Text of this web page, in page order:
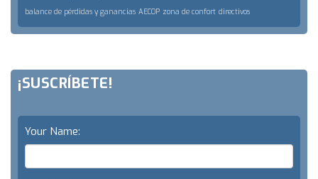
balance de pérdidas y ganancias AECOP zona de confort directivos
¡SUSCRÍBETE!
Your Name: